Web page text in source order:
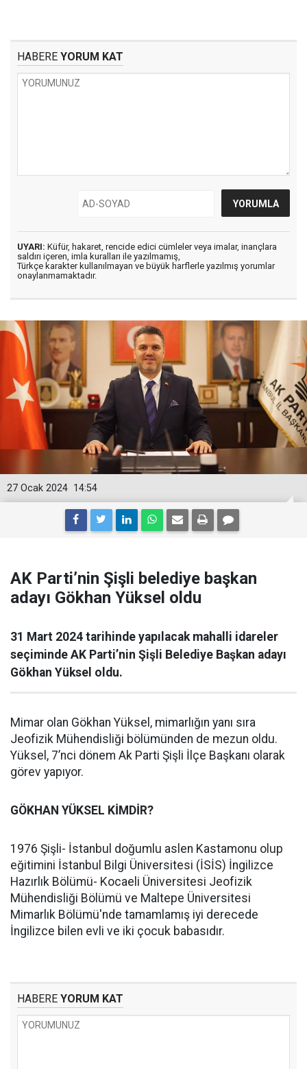
HABERE YORUM KAT
UYARI: Küfür, hakaret, rencide edici cümleler veya imalar, inançlara
saldırı içeren, imla kuralları ile yazılmamış,
Türkçe karakter kullanılmayan ve büyük harflerle yazılmış yorumlar
onaylanmamaktadır.
14:54
27 Ocak 2024
AK Parti’nin Şişli belediye başkan
adayı Gökhan Yüksel oldu
31 Mart 2024 tarihinde yapılacak mahalli idareler
seçiminde AK Parti’nin Şişli Belediye Başkan adayı
Gökhan Yüksel oldu.
Mimar olan Gökhan Yüksel, mimarlığın yanı sıra
Jeofizik Mühendisliği bölümünden de mezun oldu.
Yüksel, 7’nci dönem Ak Parti Şişli İlçe Başkanı olarak
görev yapıyor.
GÖKHAN YÜKSEL KİMDİR?
1976 Şişli- İstanbul doğumlu aslen Kastamonu olup
eğitimini İstanbul Bilgi Üniversitesi (İSİS) İngilizce
Hazırlık Bölümü- Kocaeli Üniversitesi Jeofizik
Mühendisliği Bölümü ve Maltepe Üniversitesi
Mimarlık Bölümü'nde tamamlamış iyi derecede
İngilizce bilen evli ve iki çocuk babasıdır.
HABERE YORUM KAT